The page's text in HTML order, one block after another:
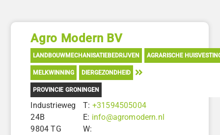
Agro Modern BV
LANDBOUWMECHANISATIEBEDRIJVEN AGRARISCHE
MELKWINNING DIERGEZONDHEID
PROVINCIE GRONINGEN
Industrieweg
24B
9804 TG
T: +31594505004
E: info@agromodern.nl
W: